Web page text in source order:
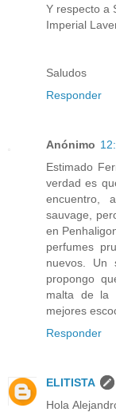
Y respecto a
Imperial
Saludos
Responder
Anónimo
Estimado
verdad es
encuentro,
sauvage,
en
perfumes
nuevos. Un
propongo
malta de la
mejores
Responder
ELITISTA
Hola